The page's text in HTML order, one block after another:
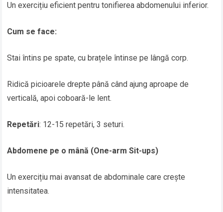
Un exercițiu eficient pentru tonifierea abdomenului inferior.
Cum se face:
Stai întins pe spate, cu brațele întinse pe lângă corp.
Ridică picioarele drepte până când ajung aproape de
verticală, apoi coboară-le lent.
Repetări: 12-15 repetări, 3 seturi.
Abdomene pe o mână (One-arm Sit-ups)
Un exercițiu mai avansat de abdominale care crește
intensitatea.